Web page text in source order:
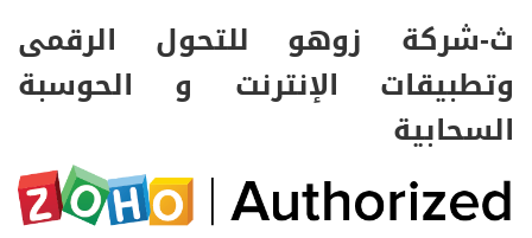
ث-شركة زوهو للتحول الرقمى
وتطبيقات الإنترنت و الحوسبة
السحابية